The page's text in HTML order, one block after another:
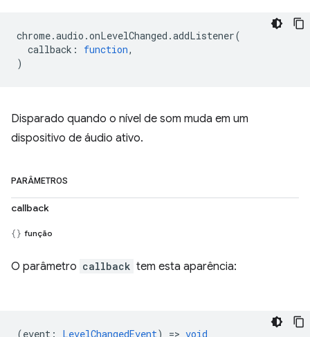
chrome.audio .onLevelChanged .addListener(
callback : function,
)
Disparado quando o nível de som muda em um
dispositivo de áudio ativo.
PARÂMETROS
callback
função
O parâmetro callback tem esta aparência:
(event : LevelChangedEvent) => void